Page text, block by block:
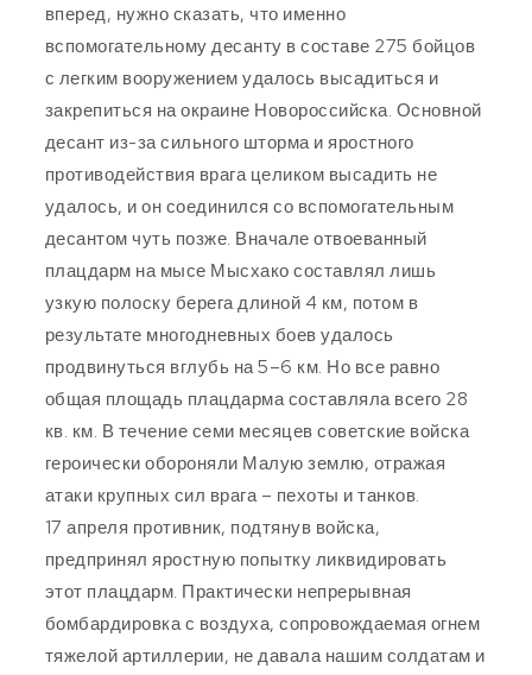
вперед, нужно сказать, что именно
вспомогательному десанту в составе 275 бойцов
с легким вооружением удалось высадиться и
закрепиться на окраине Новороссийска. Основной
десант из-за сильного шторма и яростного
противодействия врага целиком высадить не
удалось, и он соединился со вспомогательным
десантом чуть позже. Вначале отвоеванный
плацдарм на мысе Мысхако составлял лишь
узкую полоску берега длиной 4 км, потом в
результате многодневных боев удалось
продвинуться вглубь на 5–6 км. Но все равно
общая площадь плацдарма составляла всего 28
кв. км. В течение семи месяцев советские войска
героически обороняли Малую землю, отражая
атаки крупных сил врага – пехоты и танков.
17 апреля противник, подтянув войска,
предпринял яростную попытку ликвидировать
этот плацдарм. Практически непрерывная
бомбардировка с воздуха, сопровождаемая огнем
тяжелой артиллерии, не давала нашим солдатам и